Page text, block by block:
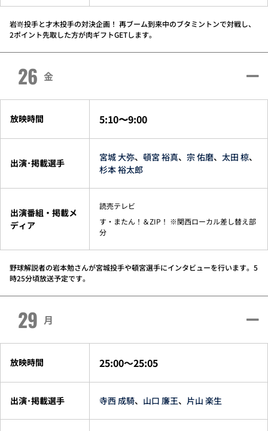
岩嵜投手と才木投手の対決企画！ 再ブーム到来中のブタミントンで対戦し、
2ポイント先取した方が肉ギフトGETします。
26 金
放映時間 5:10〜9:00
出演･掲載選手 宮城 大弥、 頓宮 裕真、 宗 佑磨、 太田 椋、
杉本 裕太郎
出演番組・掲載メ
ディア
読売テレビ
す・またん！＆ZIP！ ※関西ローカル差し替え部
分
野球解説者の岩本勉さんが宮城投手や頓宮選手にインタビューを行います。5
時25分頃放送予定です。
29 月
放映時間 25:00～25:05
出演･掲載選手 寺西 成騎、 山口 廉王、 片山 楽生